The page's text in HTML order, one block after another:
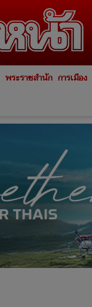
พระราชสำนัก การเมือง